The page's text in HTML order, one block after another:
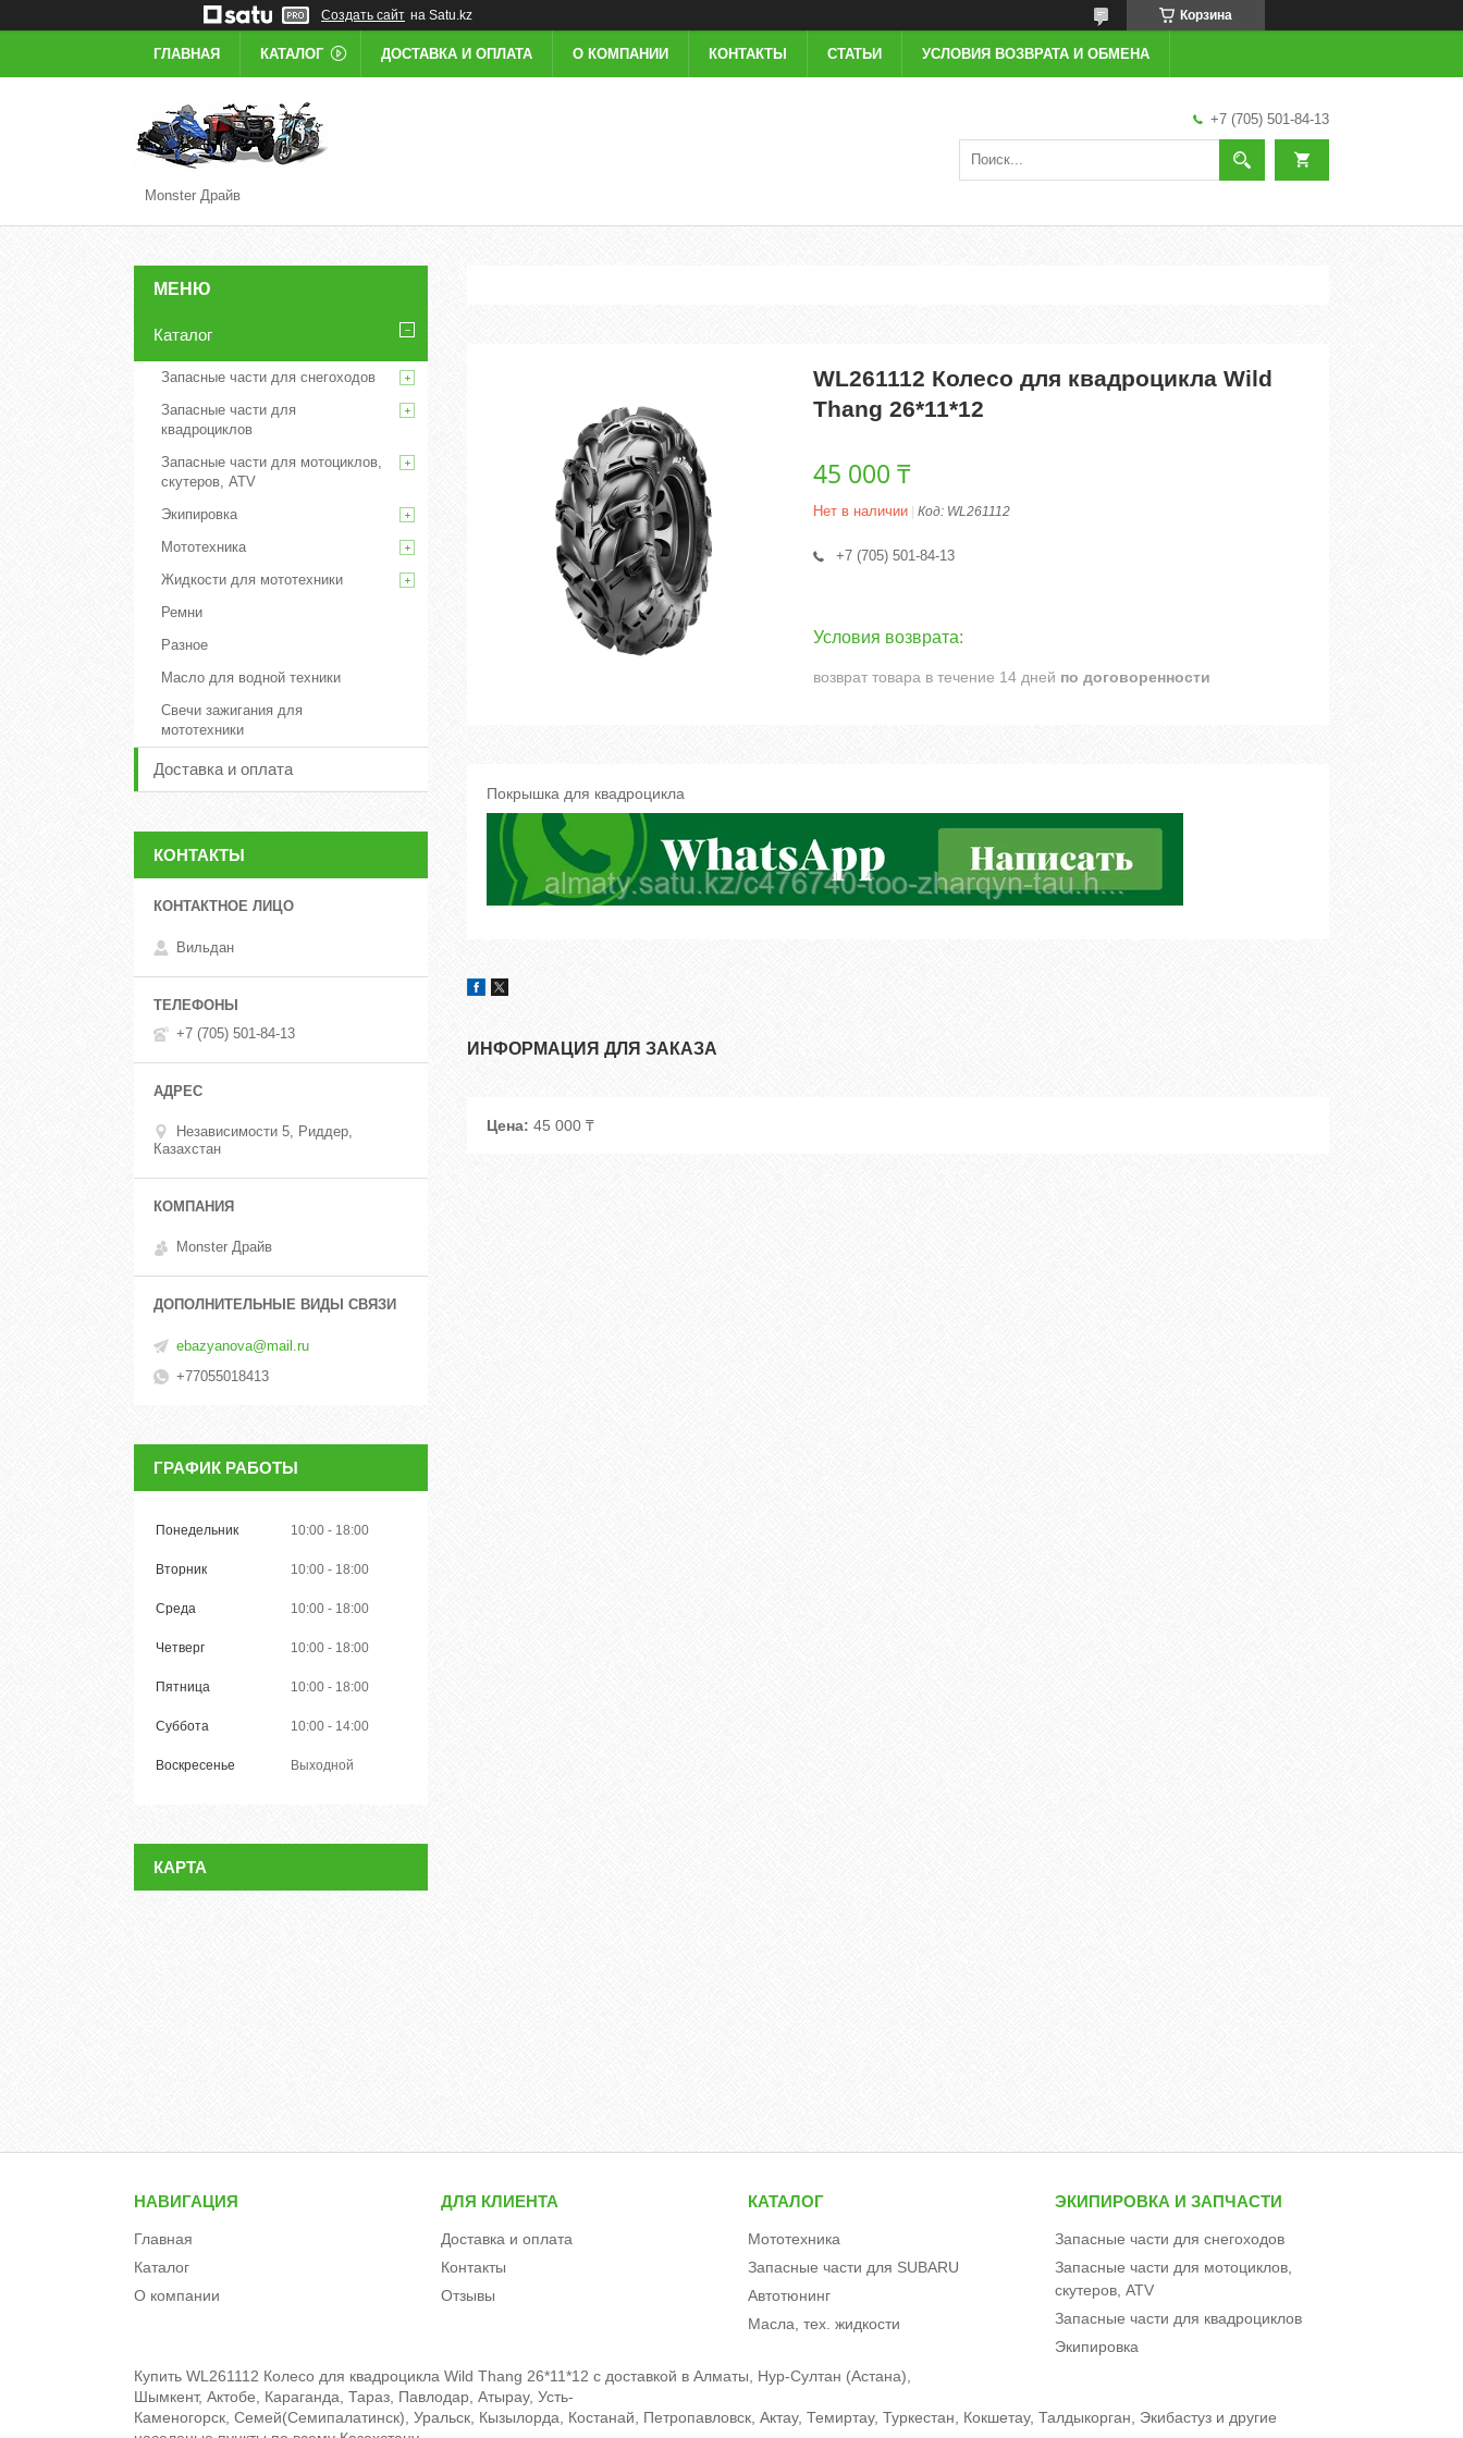
Создать сайт на Satu.kz Корзина
ГЛАВНАЯ КАТАЛОГ ДОСТАВКА И ОПЛАТА О КОМПАНИИ КОНТАКТЫ СТАТЬИ УСЛОВИЯ ВОЗВРАТА И ОБМЕНА
Monster Драйв
+7 (705) 501-84-13
WL261112 Колесо для квадроцикла Wild
Thang 26*11*12
45 000 ₸
Нет в наличии Код: WL261112
+7 (705) 501-84-13
возврат товара в течение 14 дней по договоренности
Покрышка для квадроцикла
ИНФОРМАЦИЯ ДЛЯ ЗАКАЗА
Цена: 45 000 ₸
Каталог
Запасные части для снегоходов
Запасные части для
квадроциклов
Запасные части для мотоциклов,
скутеров, ATV
Экипировка
Мототехника
Жидкости для мототехники
Ремни
Разное
Масло для водной техники
Свечи зажигания для
мототехники
Доставка и оплата
КОНТАКТЫ
Вильдан
+7 (705) 501-84-13
Независимости 5, Риддер,
Казахстан
Monster Драйв
ebazyanova@mail.ru
+77055018413
ГРАФИК РАБОТЫ
Понедельник 10:00 18:00
Вторник 10:00 18:00
Среда 10:00 18:00
Четверг 10:00 18:00
Пятница 10:00 18:00
Суббота 10:00 14:00
Воскресенье Выходной
КАРТА
НАВИГАЦИЯ
Главная
Каталог
О компании
ДЛЯ КЛИЕНТА
Доставка и оплата
Контакты
Отзывы
КАТАЛОГ
Мототехника
Запасные части для SUBARU
Автотюнинг
Масла, тех. жидкости
ЭКИПИРОВКА И ЗАПЧАСТИ
Запасные части для снегоходов
Запасные части для мотоциклов,
скутеров, ATV
Запасные части для квадроциклов
Экипировка
Купить WL261112 Колесо для квадроцикла Wild Thang 26*11*12 c доставкой в Алматы, Нур-Султан (Астана),
Шымкент, Актобе, Караганда, Тараз, Павлодар, Атырау, Усть-
Каменогорск, Семей(Семипалатинск), Уральск, Кызылорда, Костанай, Петропавловск, Актау, Темиртау, Туркестан, Кокшетау, Талдыкорган, Экибастуз и другие